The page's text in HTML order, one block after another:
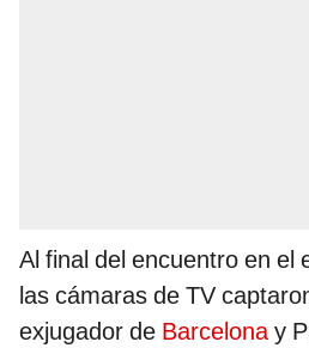
Al final del encuentro en el
las cámaras de TV
exjugador de Barcelonay